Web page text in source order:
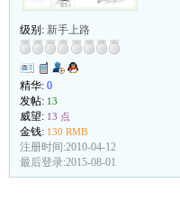
级别: 新手上路
精华: 0
发帖: 13
威望: 13 点
金钱: 130 RMB
注册时间:2010-04-12
最后登录:2015-08-01